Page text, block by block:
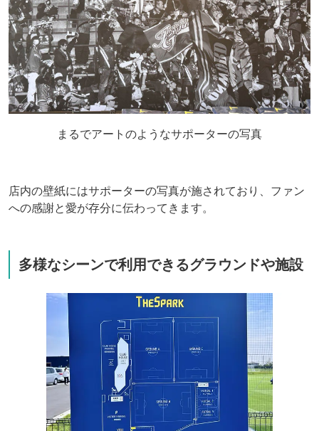
まるでアートのようなサポーターの写真
店内の壁紙にはサポーターの写真が施されており、ファン
への感謝と愛が存分に伝わってきます。
多様なシーンで利用できるグラウンドや施設